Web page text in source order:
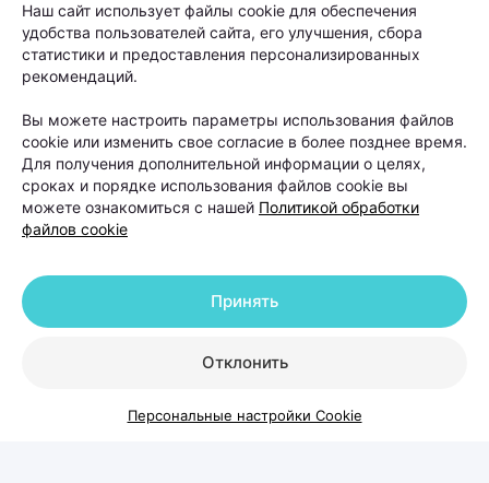
(КОДЕРМ) Ольгой Кудаленкиной разбираемся,
когда стоит обратиться к специалисту, какие
методы сегодня используют для восстановления
волос и можно ли полностью остановить
облысение.
Наш сайт использует файлы cookie для обеспечения
удобства пользователей сайта, его улучшения, сбора
статистики и предоставления персонализированных
рекомендаций.
Вы можете настроить параметры использования файлов
cookie или изменить свое согласие в более позднее время.
Для получения дополнительной информации о целях,
сроках и порядке использования файлов cookie вы
можете ознакомиться с нашей Политикой обработки
файлов cookie
Отклонить
Принять
Персональные настройки Cookie